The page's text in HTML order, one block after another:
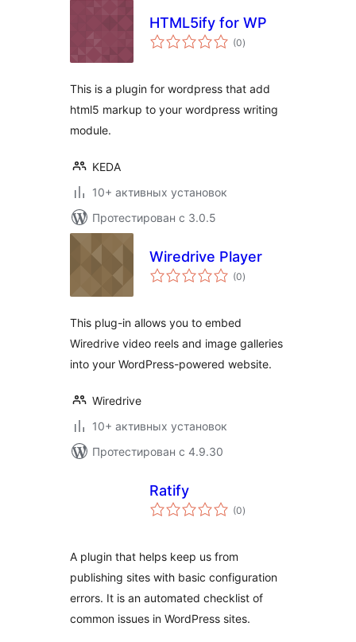
HTML5ify for WP
(0общий
рейтинг
)
This is a plugin for wordpress that add
html5 markup to your wordpress writing
module.
KEDA
10+ активных установок
Протестирован с 3.0.5
Wiredrive Player
(0общий
рейтинг
)
This plug-in allows you to embed
Wiredrive video reels and image galleries
into your WordPress-powered website.
Wiredrive
10+ активных установок
Протестирован с 4.9.30
Ratify
(0общий
рейтинг
)
A plugin that helps keep us from
publishing sites with basic configuration
errors. It is an automated checklist of
common issues in WordPress sites.